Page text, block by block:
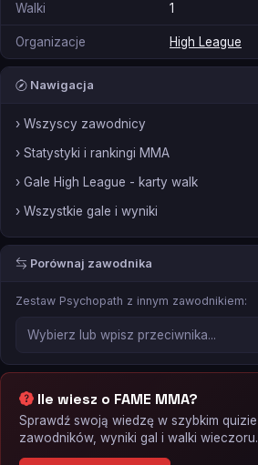
Walki 1
Organizacje High League
Nawigacja
› Wszyscy zawodnicy
› Statystyki i rankingi MMA
› Gale High League - karty walk
› Wszystkie gale i wyniki
Porównaj zawodnika
Zestaw Psychopath z innym zawodnikiem:
Ile wiesz o FAME MMA?
Sprawdź swoją wiedzę w szybkim
zawodników, wyniki gal i walki wieczoru.